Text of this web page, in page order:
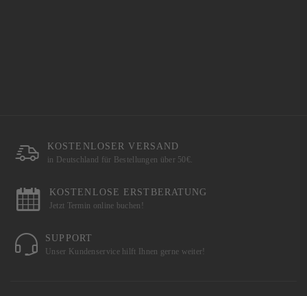
KOSTENLOSER VERSAND
in Deutschland für Bestellungen über 50€.
KOSTENLOSE ERSTBERATUNG
Jetzt Termin online buchen!
SUPPORT
Unser Kundenservice hilft Ihnen gerne weiter!